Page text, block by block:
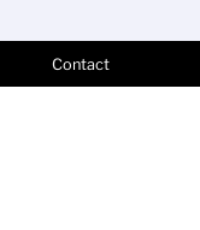
Contact